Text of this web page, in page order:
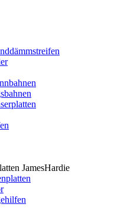
JamesHardie